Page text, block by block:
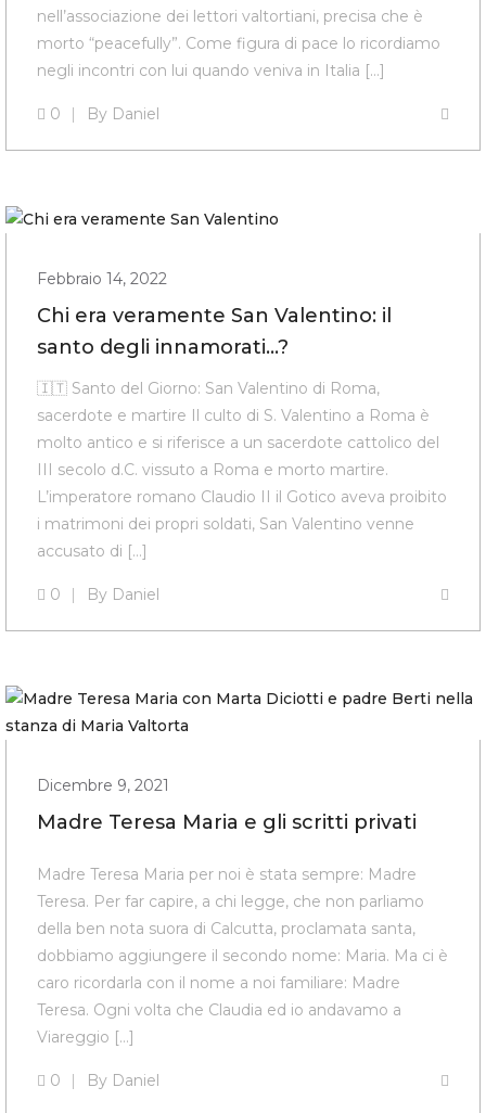
nell’associazione dei lettori valtortiani, precisa che è
morto “peacefully”. Come figura di pace lo ricordiamo
negli incontri con lui quando veniva in Italia […]
0 By Daniel
Febbraio 14, 2022
Chi era veramente San Valentino: il
santo degli innamorati…?
🇮🇹 Santo del Giorno: San Valentino di Roma,
sacerdote e martire Il culto di S. Valentino a Roma è
molto antico e si riferisce a un sacerdote cattolico del
III secolo d.C. vissuto a Roma e morto martire.
L’imperatore romano Claudio II il Gotico aveva proibito
i matrimoni dei propri soldati, San Valentino venne
accusato di […]
0 By Daniel
Dicembre 9, 2021
Madre Teresa Maria e gli scritti privati
Madre Teresa Maria per noi è stata sempre: Madre
Teresa. Per far capire, a chi legge, che non parliamo
della ben nota suora di Calcutta, proclamata santa,
dobbiamo aggiungere il secondo nome: Maria. Ma ci è
caro ricordarla con il nome a noi familiare: Madre
Teresa. Ogni volta che Claudia ed io andavamo a
Viareggio […]
0 By Daniel